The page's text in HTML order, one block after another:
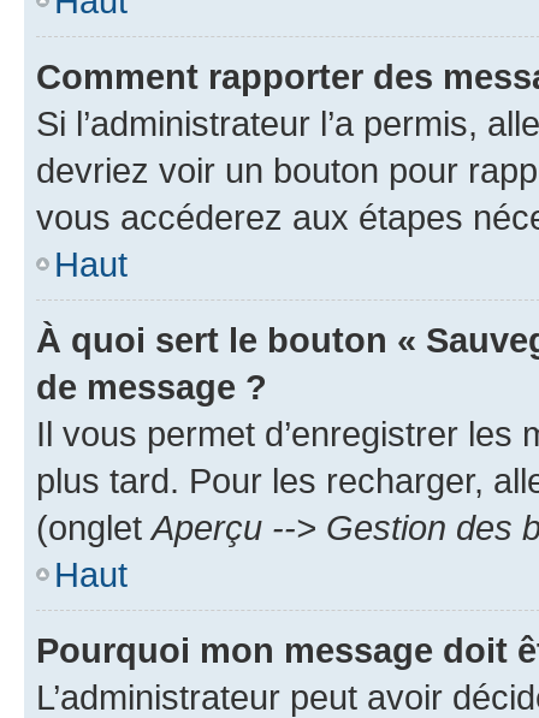
Comment rapporter des
Si l’administrateur l’a permis,
devriez voir un bouton pour
vous accéderez aux étapes
Haut
À quoi sert le bouton «
de message ?
Il vous permet d’enregistrer
plus tard. Pour les recharger,
(ongletAperçu --> Gestion des
Haut
Pourquoi mon message doit
L’administrateur peut avoir